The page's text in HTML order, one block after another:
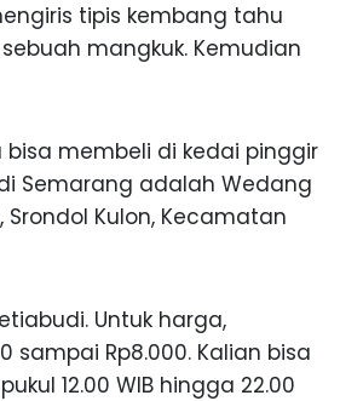
tipis kembang tahu
mangkuk. Kemudian
membeli di kedai pinggir
Semarang adalah Wedang
Srondol Kulon, Kecamatan
Untuk harga,
sampai Rp8.000. Kalian bisa
12.00 WIB hingga 22.00